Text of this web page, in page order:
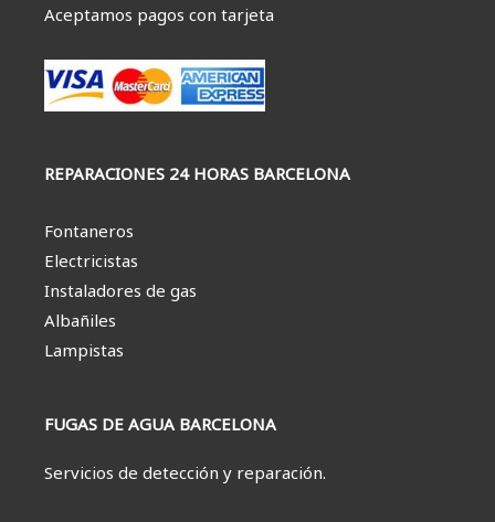
Aceptamos pagos con tarjeta
REPARACIONES 24 HORAS BARCELONA
Fontaneros
Electricistas
Instaladores de gas
Albañiles
Lampistas
FUGAS DE AGUA BARCELONA
Servicios de detección y reparación.